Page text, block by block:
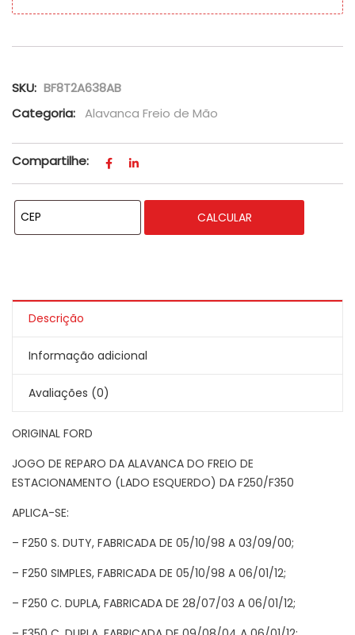
SKU: BF8T2A638AB
Categoria: Alavanca Freio de Mão
Compartilhe:
CALCULAR
Descrição
Informação adicional
Avaliações (0)
ORIGINAL FORD
JOGO DE REPARO DA ALAVANCA DO FREIO DE
ESTACIONAMENTO (LADO ESQUERDO) DA F250/F350
APLICA-SE:
– F250 S. DUTY, FABRICADA DE 05/10/98 A 03/09/00;
– F250 SIMPLES, FABRICADA DE 05/10/98 A 06/01/12;
– F250 C. DUPLA, FABRICADA DE 28/07/03 A 06/01/12;